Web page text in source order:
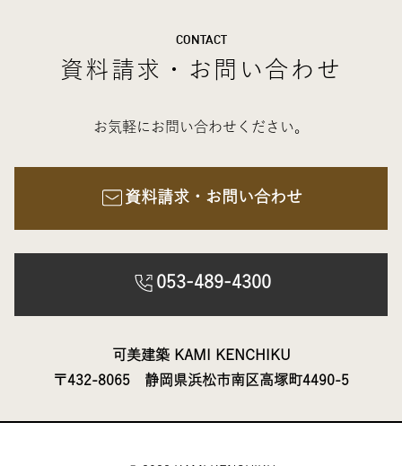
CONTACT
資料請求・お問い合わせ
お気軽にお問い合わせください。
資料請求・お問い合わせ
053-489-4300
可美建築 KAMI KENCHIKU
〒432-8065 静岡県浜松市南区高塚町4490-5